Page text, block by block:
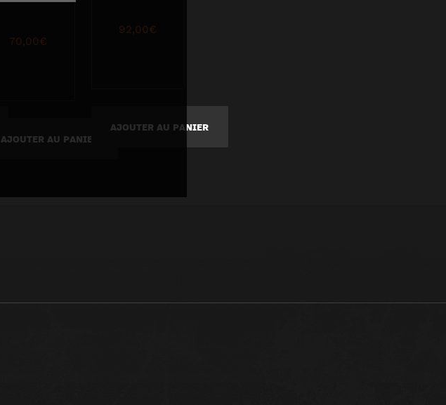
70,00€
AJOUTER AU PANIER
92,00€
AJOUTER AU PANIER